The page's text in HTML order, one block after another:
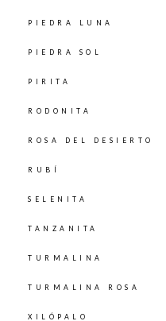
PIEDRA LUNA
PIEDRA SOL
PIRITA
RODONITA
ROSA DEL DESIERTO
RUBÍ
SELENITA
TANZANITA
TURMALINA
TURMALINA ROSA
XILÓPALO